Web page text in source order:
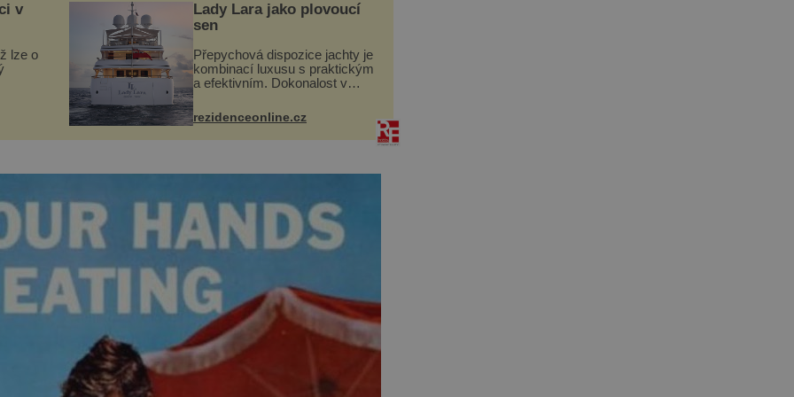
v
lze o
do
Lady Lara jako plovoucí
sen
Přepychová dispozice jachty je
kombinací luxusu s praktickým
a efektivním. Dokonalost v
značka Fendi Casa, kterou byly
vybaveny její paluby. Monacký
přístav nabízí každoročn...
rezidenceonline.cz